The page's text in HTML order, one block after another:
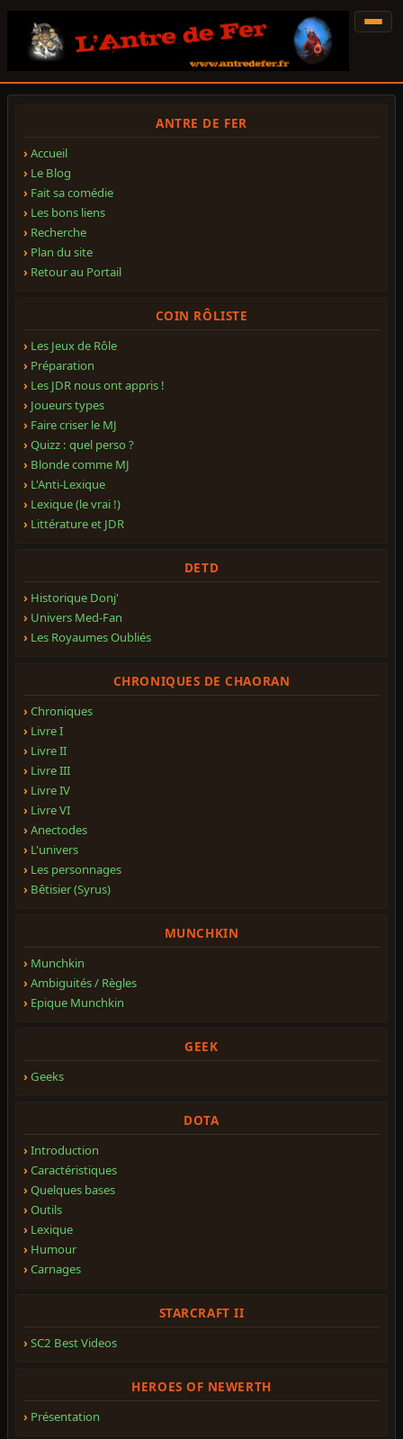
ANTRE DE FER
Accueil
Le Blog
Fait sa comédie
Les bons liens
Recherche
Plan du site
Retour au Portail
COIN RÔLISTE
Les Jeux de Rôle
Préparation
Les JDR nous ont appris !
Joueurs types
Faire criser le MJ
Quizz : quel perso ?
Blonde comme MJ
L'Anti-Lexique
Lexique (le vrai !)
Littérature et JDR
DETD
Historique Donj'
Univers Med-Fan
Les Royaumes Oubliés
CHRONIQUES DE CHAORAN
Chroniques
Livre I
Livre II
Livre III
Livre IV
Livre VI
Anectodes
L'univers
Les personnages
Bêtisier (Syrus)
MUNCHKIN
Munchkin
Ambiguités / Règles
Epique Munchkin
GEEK
Geeks
DOTA
Introduction
Caractéristiques
Quelques bases
Outils
Lexique
Humour
Carnages
STARCRAFT II
SC2 Best Videos
HEROES OF NEWERTH
Présentation